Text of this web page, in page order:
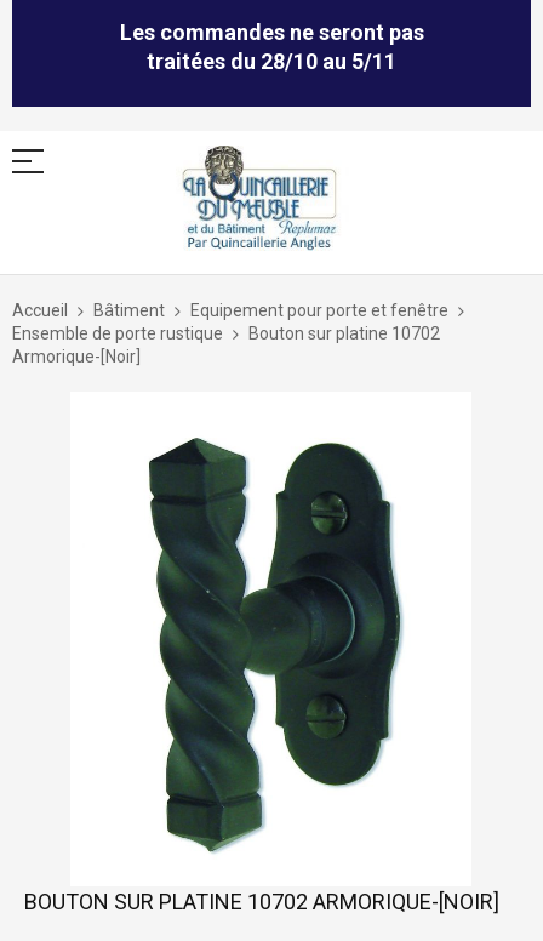
Les commandes ne seront pas
traitées du 28/10 au 5/11
Allez
contenu
Accueil Bâtiment
Equipement pour porte et fenêtre
Ensemble de porte rustique
Bouton sur platine 10702
Armorique-[Noir]
Skip
BOUTON SUR PLATINE 10702 ARMORIQUE-[NOIR]